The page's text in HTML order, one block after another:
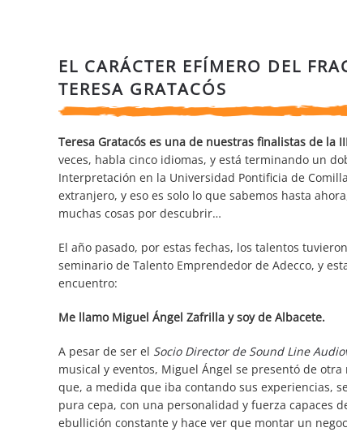
EL CARÁCTER EFÍMERO DEL
TERESA GRATACÓS
Teresa Gratacós es una de nuestras finalistas de la
veces, habla cinco idiomas, y está terminando un
Interpretación en la Universidad Pontificia de
extranjero, y eso es solo lo que sabemos hasta
muchas cosas por descubrir…
El año pasado, por estas fechas, los talentos
seminario de Talento Emprendedor de Adecco, y
encuentro:
Me llamo Miguel Ángel Zafrilla y soy de Albacete.
A pesar de ser el Socio Director de Sound Line
musical y eventos, Miguel Ángel se presentó de otra
que, a medida que iba contando sus experiencias,
pura cepa, con una personalidad y fuerza capaces
ebullición constante y hace ver que montar un